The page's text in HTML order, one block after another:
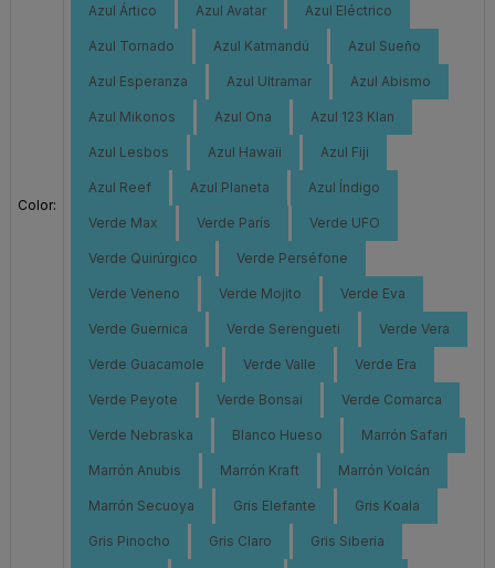
Color:
Azul Ártico Azul Avatar Azul Eléctrico
Azul Tornado Azul Katmandú Azul Sueño
Azul Esperanza Azul Ultramar Azul Abismo
Azul Mikonos Azul Ona Azul 123 Klan
Azul Lesbos Azul Hawaii Azul Fiji
Azul Reef Azul Planeta Azul Índigo
Verde Max Verde París Verde UFO
Verde Quirúrgico Verde Perséfone
Verde Veneno Verde Mojito Verde Eva
Verde Guernica Verde Serengueti Verde Vera
Verde Guacamole Verde Valle Verde Era
Verde Peyote Verde Bonsai Verde Comarca
Verde Nebraska Blanco Hueso Marrón Safari
Marrón Anubis Marrón Kraft Marrón Volcán
Marrón Secuoya Gris Elefante Gris Koala
Gris Pinocho Gris Claro Gris Siberia